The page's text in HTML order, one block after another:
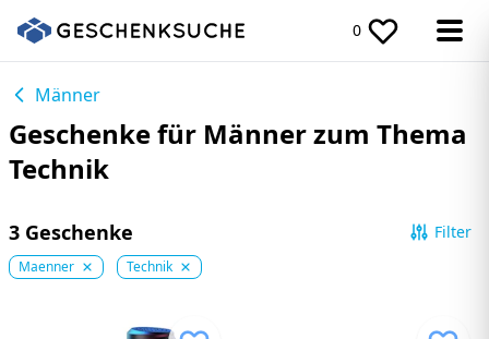
0
Männer
Geschenke für Männer zum Thema
Technik
3 Geschenke Filter
Maenner Technik